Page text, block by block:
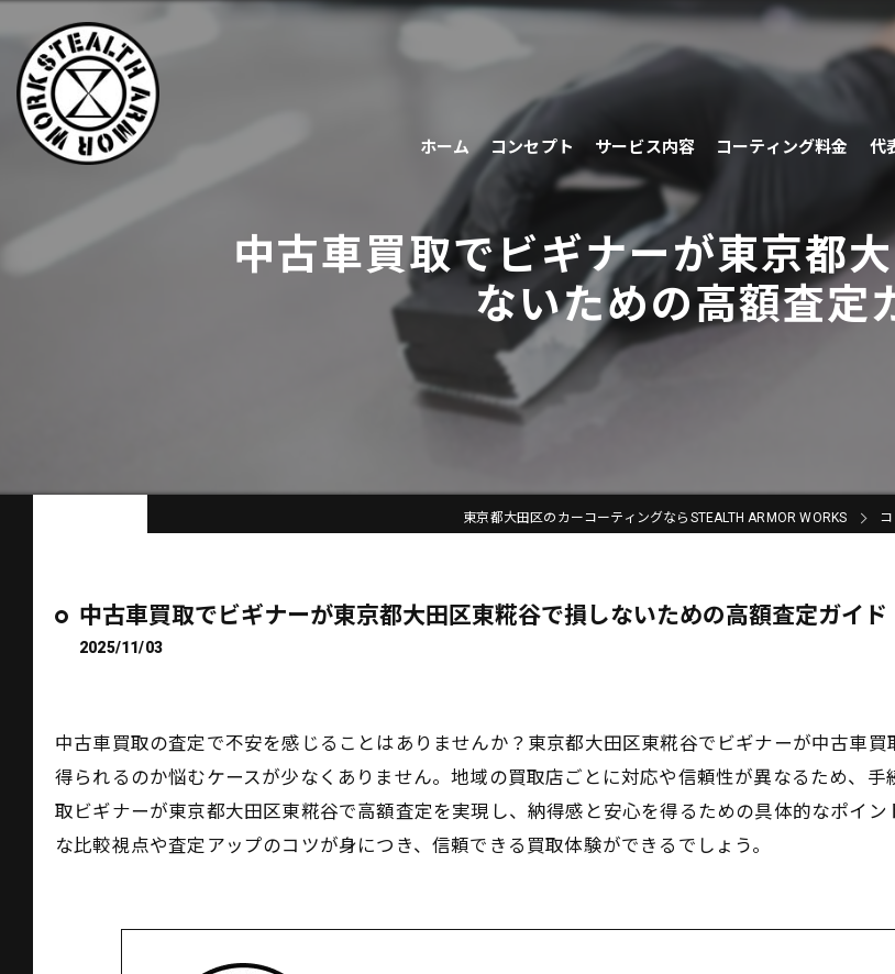
ホーム コンセプト サービス内容 コーティング料金 代
中古車買取でビギナーが東京都
ないための高額査定
東京都大田区のカーコーティングならSTEALTH ARMOR WORKS
中古車買取でビギナーが東京都大田区東糀谷で損しないための高額査定ガイド
2025/11/03
中古車買取の査定で不安を感じることはありませんか？東京都大田区東糀谷でビギナーが中古車
得られるのか悩むケースが少なくありません。地域の買取店ごとに対応や信頼性が異なるため、
取ビギナーが東京都大田区東糀谷で高額査定を実現し、納得感と安心を得るための具体的なポイ
な比較視点や査定アップのコツが身につき、信頼できる買取体験ができるでしょう。